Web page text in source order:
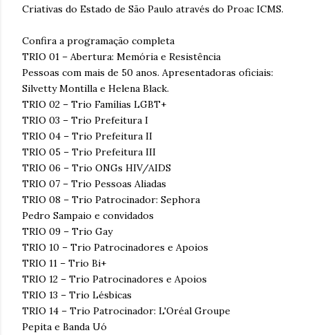
Criativas do Estado de São Paulo através do Proac ICMS.
Confira a programação completa
TRIO 01 – Abertura: Memória e Resistência
Pessoas com mais de 50 anos. Apresentadoras oficiais:
Silvetty Montilla e Helena Black.
TRIO 02 – Trio Famílias LGBT+
TRIO 03 – Trio Prefeitura I
TRIO 04 – Trio Prefeitura II
TRIO 05 – Trio Prefeitura III
TRIO 06 – Trio ONGs HIV/AIDS
TRIO 07 – Trio Pessoas Aliadas
TRIO 08 – Trio Patrocinador: Sephora
Pedro Sampaio e convidados
TRIO 09 – Trio Gay
TRIO 10 – Trio Patrocinadores e Apoios
TRIO 11 – Trio Bi+
TRIO 12 – Trio Patrocinadores e Apoios
TRIO 13 – Trio Lésbicas
TRIO 14 – Trio Patrocinador: L'Oréal Groupe
Pepita e Banda Uó